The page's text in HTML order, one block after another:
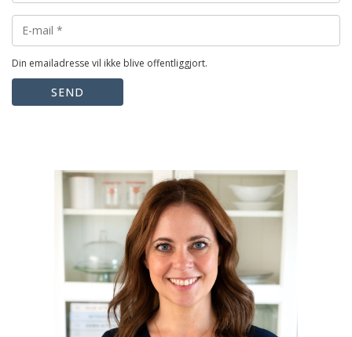
Din emailadresse vil ikke blive offentliggjort.
SEND